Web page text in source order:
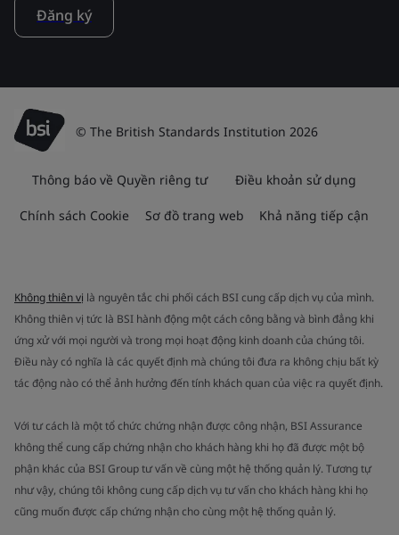
Đăng ký
© The British Standards Institution 2026
Thông báo về Quyền riêng tư Điều khoản sử dụng
Chính sách Cookie Sơ đồ trang web Khả năng tiếp cận
Không thiên vị là nguyên tắc chi phối cách BSI cung cấp dịch vụ của mình.
Không thiên vị tức là BSI hành động một cách công bằng và bình đẳng khi
ứng xử với mọi người và trong mọi hoạt động kinh doanh của chúng tôi.
Điều này có nghĩa là các quyết định mà chúng tôi đưa ra không chịu bất kỳ
tác động nào có thể ảnh hưởng đến tính khách quan của việc ra quyết định.
Với tư cách là một tổ chức chứng nhận được công nhận, BSI Assurance
không thể cung cấp chứng nhận cho khách hàng khi họ đã được một bộ
phận khác của BSI Group tư vấn về cùng một hệ thống quản lý. Tương tự
như vậy, chúng tôi không cung cấp dịch vụ tư vấn cho khách hàng khi họ
cũng muốn được cấp chứng nhận cho cùng một hệ thống quản lý.